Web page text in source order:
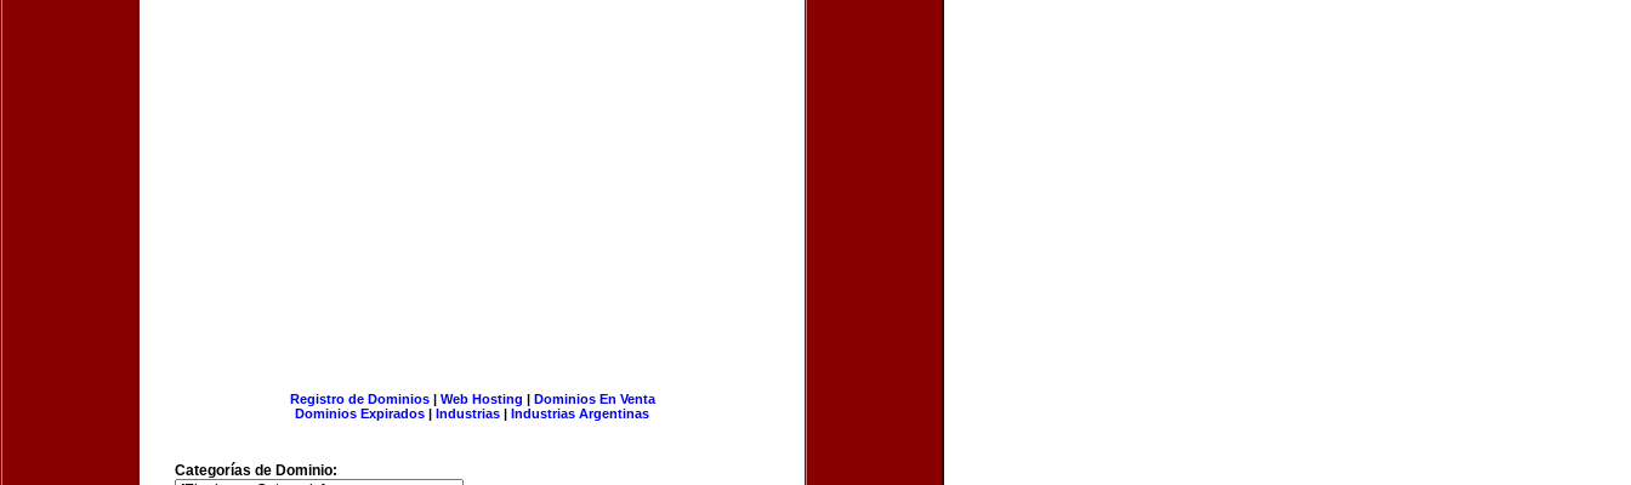
Registro de Dominios| Web Hosting | Dominios En Venta
Dominios Expirados | Industrias | Industrias Argentinas
Categorías de Dominio: